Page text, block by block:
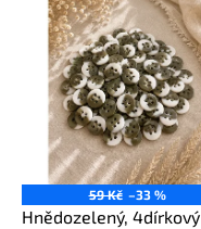
59 Kč –33 %
Hnědozelený, 4dírkový